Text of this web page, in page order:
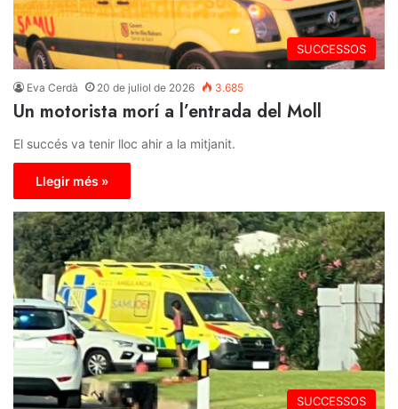
SUCCESSOS
Eva Cerdà 20 de juliol de 2026 3.685
Un motorista morí a l’entrada del Moll
El succés va tenir lloc ahir a la mitjanit.
Llegir més »
SUCCESSOS